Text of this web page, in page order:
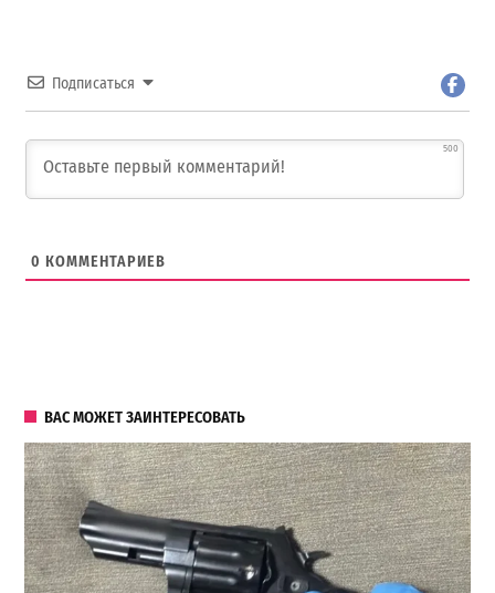
Подписаться
500
0 КОММЕНТАРИЕВ
ВАС МОЖЕТ ЗАИНТЕРЕСОВАТЬ